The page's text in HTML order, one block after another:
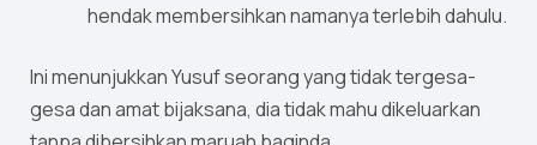
hendak membersihkan namanya terlebih dahulu.
Ini menunjukkan Yusuf seorang yang tidak tergesa-
gesa dan amat bijaksana, dia tidak mahu dikeluarkan